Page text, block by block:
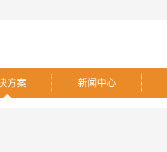
方案 新闻中心